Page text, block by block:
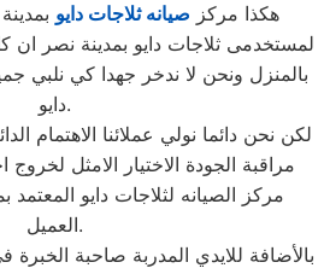
هكذا مركز صيانه ثلاجات دايو
لمستخدمى ثلاجات دايو بمدينة نصر ان
بالمنزل ونحن لا ندخر جهدا كي نلبي
دايو.
لكن نحن دائما نولي عملائنا الاهتمام
مراقبة الجودة الاختيار الامثل
مركز الصيانه لثلاجات دايو
العميل.
بالأضافة للايدي المدربة صاحبة